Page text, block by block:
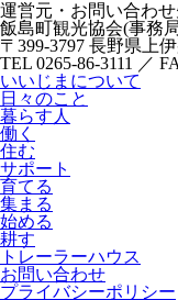
運営元・お問い合わ
飯島町観光協会(事務
〒399-3797 長野県上
TEL 0265-86-3111 ／
いいじまについて
日々のこと
暮らす人
働く
住む
サポート
育てる
集まる
始める
耕す
トレーラーハウス
お問い合わせ
プライバシーポリシー